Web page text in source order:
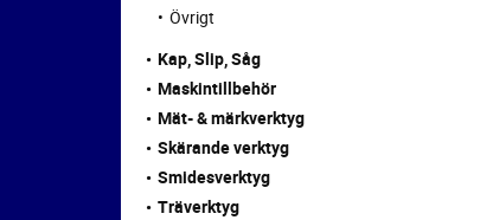
Övrigt
Kap, Slip, Såg
Maskintillbehör
Mät- & märkverktyg
Skärande verktyg
Smidesverktyg
Träverktyg